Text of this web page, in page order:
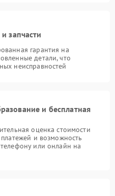
запчасти
гарантия на
детали, что
неисправностей
и бесплатная
оценка стоимости
и возможность
или онлайн на